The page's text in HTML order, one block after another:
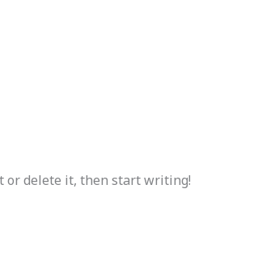
or delete it, then start writing!